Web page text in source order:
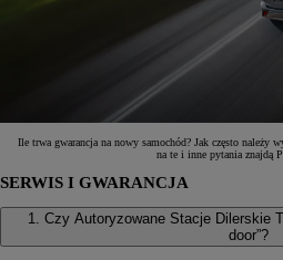
Ile trwa gwarancja na nowy samochód? Jak często należy
na te i inne pytania znajdą
SERWIS I GWARANCJA
1. Czy Autoryzowane Stacje Dilerskie
door”?